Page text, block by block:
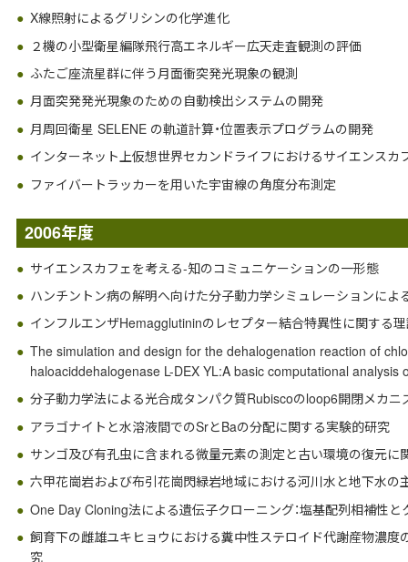
X線照射によるグリシンの化学進化
２機の小型衛星編隊飛行高エネルギー広天走査観測の評価
ふたご座流星群に伴う月面衝突発光現象の観測
月面突発発光現象のための自動検出システムの開発
月周回衛星 SELENE の軌道計算・位置表示プログラムの開発
インターネット上仮想世界セカンドライフにおけるサイエンスカ
ファイバートラッカーを用いた宇宙線の角度分布測定
2006年度
サイエンスカフェを考える-知のコミュニケーションの一形態
ハンチントン病の解明へ向けた分子動力学シミュレーションによ
インフルエンザHemagglutininのレセプター結合特異性に関する
The simulation and design for the dehalogenation reaction of
haloaciddehalogenase L-DEX YL:A basic computational analysis
分子動力学法による光合成タンパク質Rubiscoのloop6開閉メカニ
アラゴナイトと水溶液間でのSrとBaの分配に関する実験的研究
サンゴ及び有孔虫に含まれる微量元素の測定と古い環境の復元に
六甲花崗岩および布引花崗閃緑岩地域における河川水と地下水の
One Day Cloning法による遺伝子クローニング：塩基配列相補性
飼育下の雌雄ユキヒョウにおける糞中性ステロイド代謝産物濃
究